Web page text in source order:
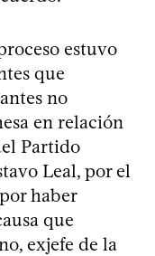
estuvo
que
no
en relación
Partido
Leal, por el
haber
que
exjefe de la